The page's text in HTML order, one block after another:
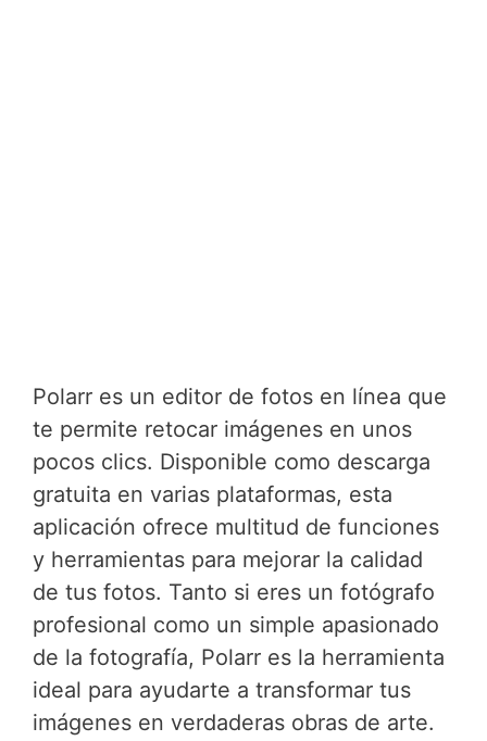
Polarr es un editor de fotos en línea que
te permite retocar imágenes en unos
pocos clics. Disponible como descarga
gratuita en varias plataformas, esta
aplicación ofrece multitud de funciones
y herramientas para mejorar la calidad
de tus fotos. Tanto si eres un fotógrafo
profesional como un simple apasionado
de la fotografía, Polarr es la herramienta
ideal para ayudarte a transformar tus
imágenes en verdaderas obras de arte.